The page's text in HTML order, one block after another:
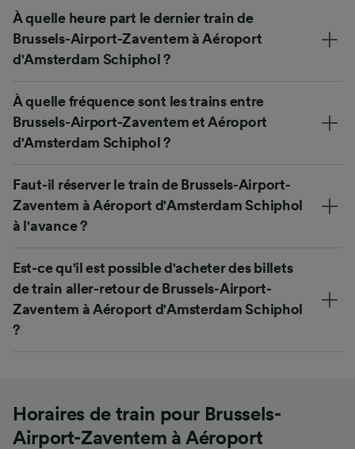
À quelle heure part le dernier train de
Brussels-Airport-Zaventem à Aéroport
d'Amsterdam Schiphol ?
À quelle fréquence sont les trains entre
Brussels-Airport-Zaventem et Aéroport
d'Amsterdam Schiphol ?
Faut-il réserver le train de Brussels-Airport-
Zaventem à Aéroport d'Amsterdam Schiphol
à l'avance ?
Est-ce qu'il est possible d'acheter des billets
de train aller-retour de Brussels-Airport-
Zaventem à Aéroport d'Amsterdam Schiphol
?
Horaires de train pour Brussels-
Airport-Zaventem à Aéroport